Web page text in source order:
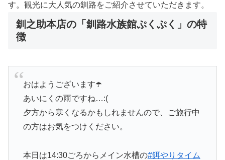
す。観光に大人気の釧路をご紹介させていただきます。
釧之助本店の「釧路水族館ぷくぷく」の特
徴
おはようございます☂️
あいにくの雨ですね…:(
夕方から寒くなるかもしれませんので、ご旅行中
の方はお気をつけください。
本日は14:30ごろからメイン水槽の#餌やりタイム